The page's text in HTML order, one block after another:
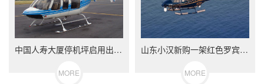
中国人寿大厦停机坪启用出动2600万直升机
MORE
山东小汉新购一架红色罗宾逊R44直升机开启新的征程
MORE